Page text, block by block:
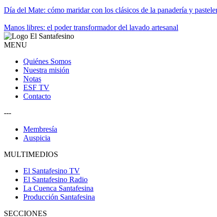
Día del Mate: cómo maridar con los clásicos de la panadería y
Manos libres: el poder transformador del lavado artesanal
MENU
Quiénes Somos
Nuestra misión
Notas
ESF TV
Contacto
---
Membresía
Auspicia
MULTIMEDIOS
El Santafesino TV
El Santafesino Radio
La Cuenca Santafesina
Producción Santafesina
SECCIONES